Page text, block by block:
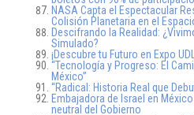
NASA Capta el Espectacular
Colisión Planetaria en el
Descifrando la Realidad:
Simulado?
¡Descubre tu Futuro en Expo
“Tecnología y Progreso: El
México”
“Radical: Historia Real que
Embajadora de Israel en
neutral del Gobierno